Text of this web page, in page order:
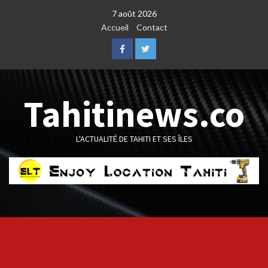
7 août 2026
Accueil
Contact
FacebookTwitter
Tahitinews.co
L'ACTUALITÉ DE TAHITI ET SES ÎLES